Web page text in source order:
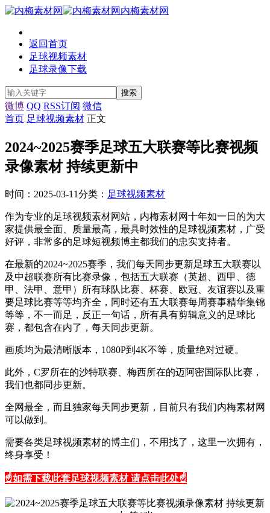
内梅素材网
返回首页
足球视频素材
足球录像下载
微博 QQ RSS订阅 微信
首页 足球视频素材 正文
2024~2025赛季足球五大联赛等比赛视频
录像素材 持续更新中
时间：2025-03-11分类： 足球视频素材
作为专业的足球视频素材网站，内梅素材网十年如一日的为大
家提供最全面、质量最高，最具时效性的足球视频素材，广受
好评，非常多的足球短视频博主都我们的忠实支持者。
在最新的2024~2025赛季，我们每天同步更新足球五大联赛以
及中超联赛所有比赛录像，包括五大联赛（英超、西甲、德
甲、法甲、意甲）所有球队比赛、杯赛、欧冠、友谊赛以及重
要足球比赛等等均齐全，同时还有五大联赛每周赛事精华集锦
等等，不一而足，反正一句话，所有具有剪辑意义的足球比
赛，都包含在内了，每天同步更新。
画质均为最清晰版本，1080P到4K不等，质量绝对过硬。
此外，C罗所在的沙特联赛、梅西所在的迈阿密国际队比赛，
我们也都同步更新。
全网最全，而且独家每天同步更新，目前只有我们内梅素材网
可以做到。
需要各类足球视频素材的博主们，不用找了，这里一次拥有，
终身享受！
☝如需下载此套足球视频素材 请点击此处☝